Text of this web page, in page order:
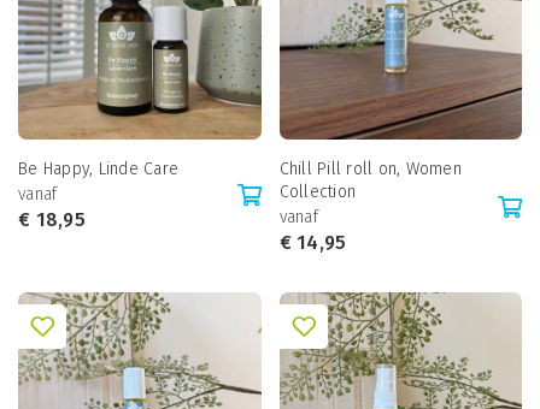
Be Happy, Linde Care
vanaf
€ 18,95
Chill Pill roll on, Women
Collection
vanaf
€14,95